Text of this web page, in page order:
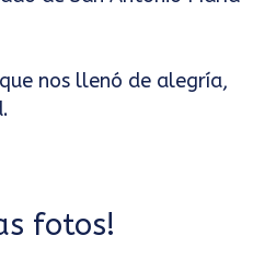
nos llenó de alegría,
fotos!